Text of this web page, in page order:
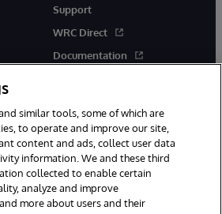
Support
WRC Direct
Documentation
Corporation, Cambridge, MA. All Rights
similar tools, some of which are
to operate and improve our site,
content and ads, collect user data
information. We and these third
collected to enable certain
analyze and improve
more about users and their